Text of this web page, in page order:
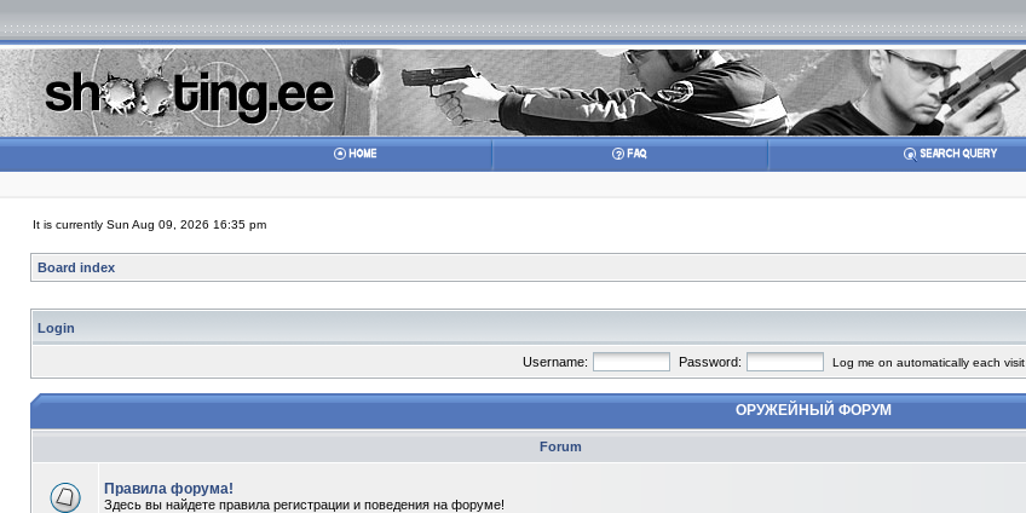
It is currently Sun Aug 09, 2026 16:35 pm
Board index
Login
Username: Password: Log me on automatically each visit
ОРУЖЕЙНЫЙ ФОРУМ
Forum
Правила форума!
Здесь вы найдете правила регистрации и поведения на форуме!